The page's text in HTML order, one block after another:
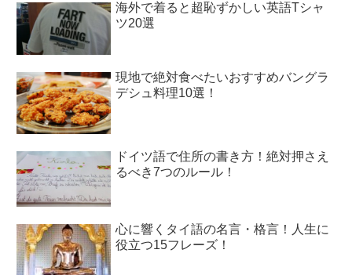
海外で着ると超恥ずかしい英語Tシャ
ツ20選
現地で絶対食べたいおすすめバングラ
デシュ料理10選！
ドイツ語で住所の書き方！絶対押さえ
るべき7つのルール！
心に響くタイ語の名言・格言！人生に
役立つ15フレーズ！